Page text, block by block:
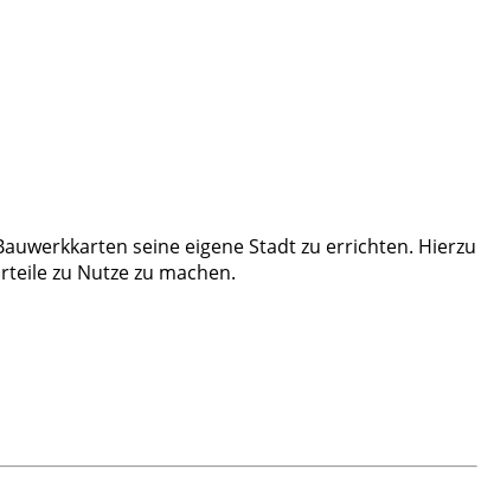
seine eigene Stadt zu errichten. Hierzu
zu Nutze zu machen.